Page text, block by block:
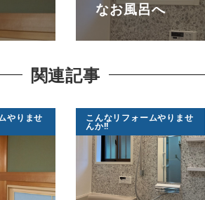
なお風呂へ
関連記事
やりませ こんなリフォームやりませ
んか!!